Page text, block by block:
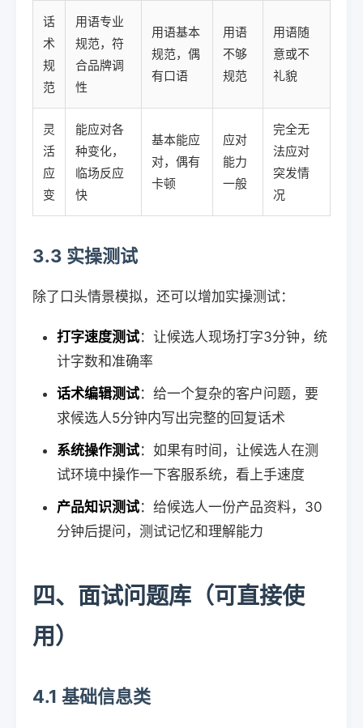
话
术
规
范
用语专业
规范，符
合品牌调
性
用语基本
规范，偶
有口语
用语
不够
规范
用语随
意或不
礼貌
灵
活
应
变
能应对各
种变化，
临场反应
快
基本能应
对，偶有
卡顿
应对
能力
一般
完全无
法应对
突发情
况
3.3 实操测试
除了口头情景模拟，还可以增加实操测试：
打字速度测试：让候选人现场打字3分钟，统
计字数和准确率
话术编辑测试：给一个复杂的客户问题，要
求候选人5分钟内写出完整的回复话术
系统操作测试：如果有时间，让候选人在测
试环境中操作一下客服系统，看上手速度
产品知识测试：给候选人一份产品资料，30
分钟后提问，测试记忆和理解能力
四、面试问题库（可直接使
用）
4.1 基础信息类